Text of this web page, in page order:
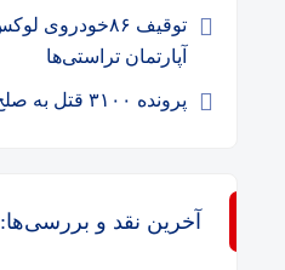
آپارتمان تراستی‌ها
پرونده ۳۱۰۰ قتل به صلح و سازش ختم شد
آخرین نقد و بررسی‌ها: